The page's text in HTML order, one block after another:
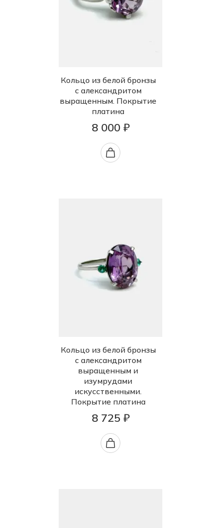
Кольцо из белой бронзы
с александритом
выращенным. Покрытие
платина
8 000 ₽
Кольцо из белой бронзы
с александритом
выращенным и
изумрудами
искусственными.
Покрытие платина
8 725 ₽